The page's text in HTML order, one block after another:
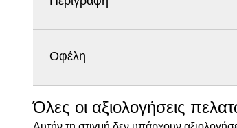
Οφέλη
Όλες οι αξιολογήσεις